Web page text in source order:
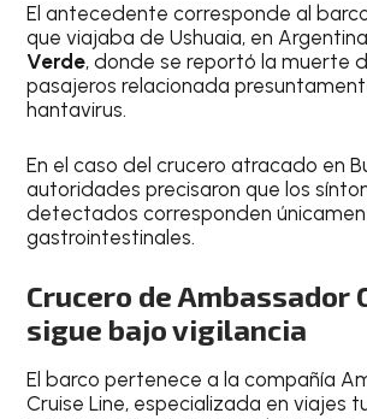
El antecedente corresponde al
que viajaba de Ushuaia, en
Verde, donde se reportó la muerte
pasajeros relacionada
hantavirus.
En el caso del crucero atracado en
autoridades precisaron que los
detectados corresponden
gastrointestinales.
Crucero de Ambassador
sigue bajo vigilancia
El barco pertenece a la compañía
Cruise Line, especializada en viajes